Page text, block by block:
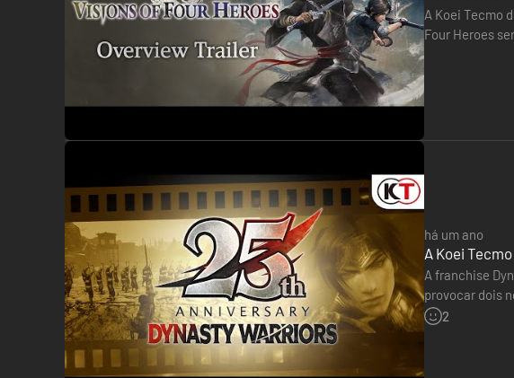
- A banda sonora inclui conteúdo que também está disponível para
comprado mais tarde enquanto conteúdo complementar deste título.
A "DYNASTY WARRIORS: ORIGINS Digital Deluxe Edition" é composta pelo
Podes aceder ao Official Book e à Original Soundtrack no jogo.
relações entre elas, tudo centrado em torno da grande história do novo
A Original Soundtrack inclui as 20 faixas originais que foram criadas para este
- Letters
As Letters fornecem gold, para comprar coisas como weapons e portable
letters nas Inns.
A letter que fornece pyroxene só será entregue após alcançares o ponto no
Nota:
- O jogo principal "DYNASTY WARRIORS: ORIGINS" também é vendido
A Koei Tecmo
Four Heroes
há um ano
A Koei
A franchise
provocar dois
em2